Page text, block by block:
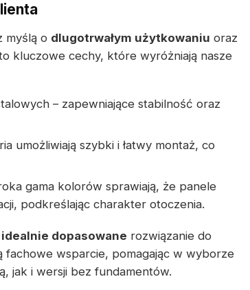
myślą o dlugotrwałym użytkowaniu oraz
kluczowe cechy, które wyróżniają nasze
– zapewniające stabilność oraz
umożliwiają szybki i łatwy montaż, co
gama kolorów sprawiają, że panele
podkreślając charakter otoczenia.
idealnie dopasowane rozwiązanie do
fachowe wsparcie, pomagając w wyborze
jak i wersji bez fundamentów.